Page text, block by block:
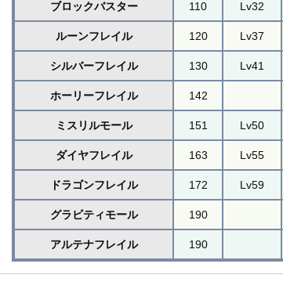
ブロックバスター 110 Lv32
ルーンフレイル 120 Lv37
シルバーフレイル 130 Lv41
ホーリーフレイル 142
ミスリルモール 151 Lv50
ダイヤフレイル 163 Lv55
ドラゴンフレイル 172 Lv59
グラビティモール 190
アルテナフレイル 190